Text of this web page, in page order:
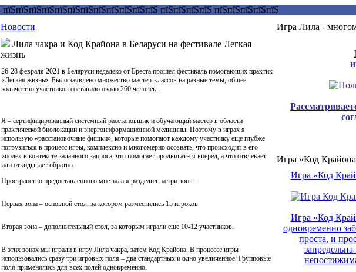
Новости
Лила чакра и Код Крайона в Беларуси на фестивале Легкая
жизнь
26-28 февраля 2021 в Беларуси недалеко от Бреста прошел фестиваль помогающих практик
«Легкая жизнь». Было заявлено множество мастер-классов на разные темы, общее
количество участников составило около 260 человек.
Я – сертифицированный системный расстановщик и обучающий мастер в области
практической биолокации и энергоинформационной медицины. Поэтому в играх я
использую «расстановочные фишки», которые помогают каждому участнику еще глубже
погрузиться в процесс игры, комплексно и многомерно осознать, что происходит в его
«поле» в контексте заданного запроса, что помогает продвигаться вперед, а что отвлекает
или откидывает обратно.
Пространство предоставленного мне зала я разделил на три зоны:
Первая зона – основной стол, за котором разместились 15 игроков.
Вторая зона – дополнительный стол, за которым играли еще 10-12 участников.
В этих зонах мы играли в игру Лила чакра, затем Код Крайона. В процессе игры
использовались сразу три игровых поля – два стандартных и одно увеличенное. Групповые
поля применялись для всех полей одновременно.
Игра Лила -
Игра «Код
Игра «Код
Игра «Код
одновременно
проста, и
запредельна